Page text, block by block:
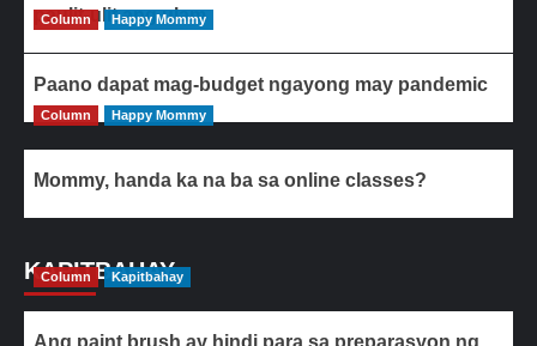
paulit-ulit ang ulam
Column Happy Mommy
Paano dapat mag-budget ngayong may pandemic
Column Happy Mommy
Mommy, handa ka na ba sa online classes?
KAPITBAHAY
Column Kapitbahay
Ang paint brush ay hindi para sa preparasyon ng